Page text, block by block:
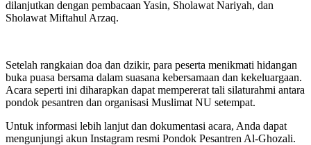
dilanjutkan dengan pembacaan Yasin, Sholawat Nariyah, dan
Sholawat Miftahul Arzaq.
Setelah rangkaian doa dan dzikir, para peserta menikmati hidangan
buka puasa bersama dalam suasana kebersamaan dan kekeluargaan.
Acara seperti ini diharapkan dapat mempererat tali silaturahmi antara
pondok pesantren dan organisasi Muslimat NU setempat.
Untuk informasi lebih lanjut dan dokumentasi acara, Anda dapat
mengunjungi akun Instagram resmi Pondok Pesantren Al-Ghozali.